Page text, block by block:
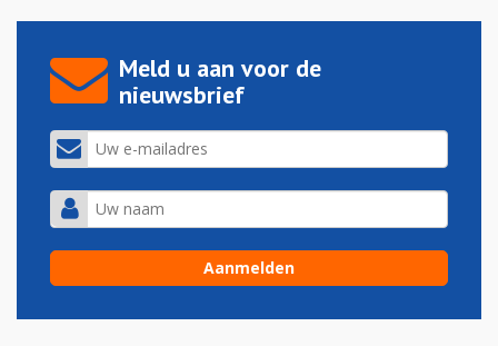
Meld u aan voor de
nieuwsbrief